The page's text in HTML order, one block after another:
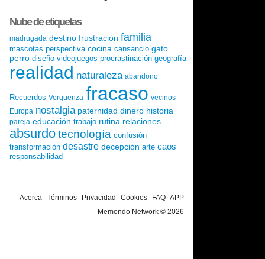
Nube de etiquetas
madrugada destino frustración familia
mascotas perspectiva cocina cansancio gato
perro diseño videojuegos procrastinación geografía
realidad naturaleza abandono
Recuerdos Vergüenza fracaso vecinos
Europa nostalgia paternidad dinero historia
pareja educación trabajo rutina relaciones
absurdotecnología confusión
transformación desastre decepción arte caos
responsabilidad
Acerca Términos Privacidad Cookies FAQ APP
Memondo Network © 2026